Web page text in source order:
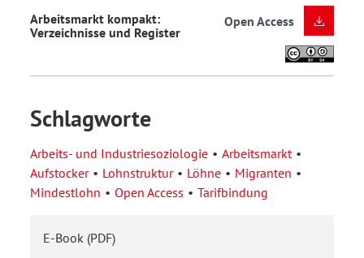
Arbeitsmarkt kompakt:
Verzeichnisse und Register
Open Access
Schlagworte
Arbeits- und Industriesoziologie
Arbeitsmarkt
Aufstocker
Lohnstruktur Löhne
Migranten
Mindestlohn
Open Access Tarifbindung
E-Book (PDF)